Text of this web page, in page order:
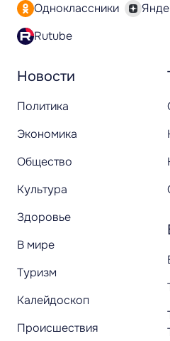
Новости
Политика
Экономика
Общество
Культура
Здоровье
В мире
Туризм
Калейдоскоп
Происшествия
Одноклассники
Rutube